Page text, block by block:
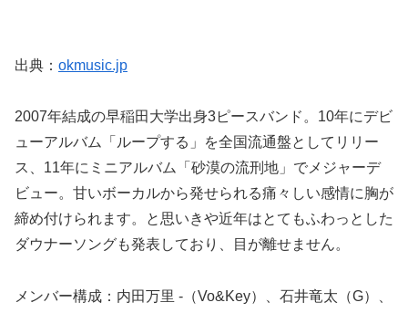
出典： okmusic.jp
2007年結成の早稲田大学出身3ピースバンド。10年にデビ
ューアルバム「ループする」を全国流通盤としてリリー
ス、11年にミニアルバム「砂漠の流刑地」でメジャーデ
ビュー。甘いボーカルから発せられる痛々しい感情に胸が
締め付けられます。と思いきや近年はとてもふわっとした
ダウナーソングも発表しており、目が離せません。
メンバー構成：内田万里 -（Vo&Key）、石井竜太（G）、